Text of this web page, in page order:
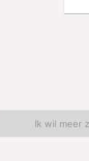
Ik wil meer